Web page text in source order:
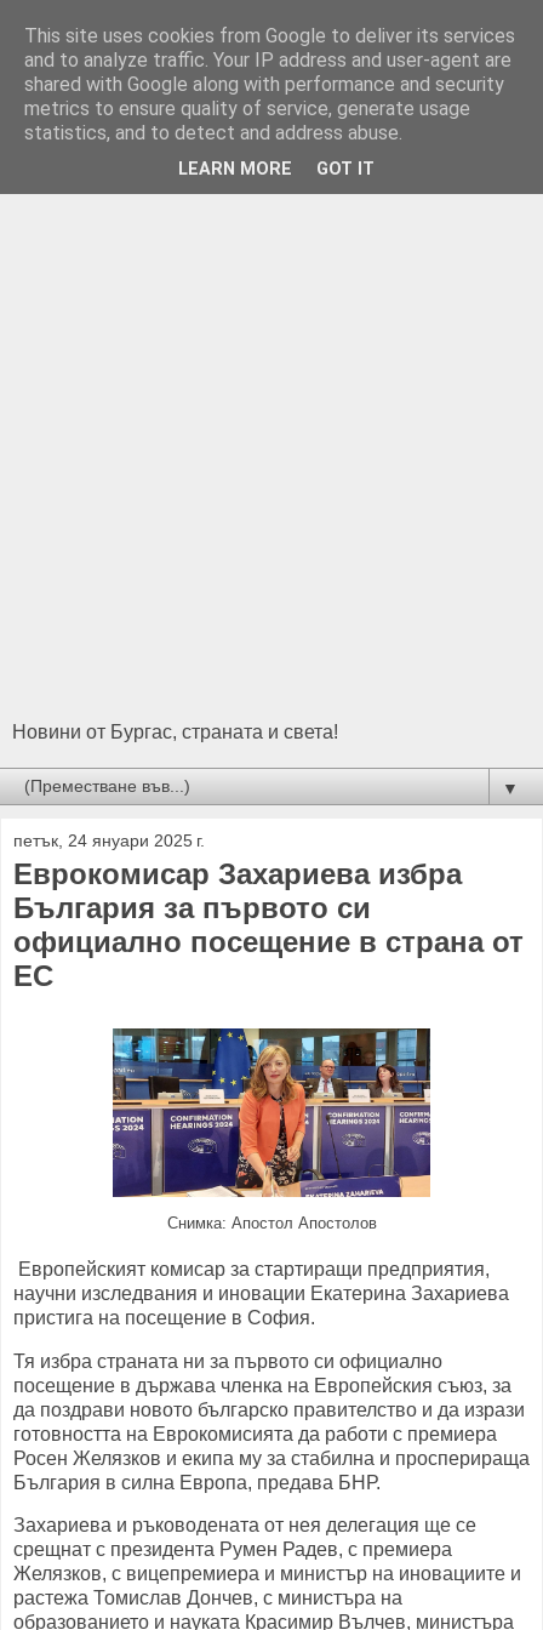
Новини от Бургас, страната и света!
▼
петък, 24 януари 2025 г.
Еврокомисар Захариева избра
България за първото си
официално посещение в страна от
ЕС
Снимка: Апостол Апостолов
Европейският комисар за стартиращи предприятия,
научни изследвания и иновации Екатерина Захариева
пристига на посещение в София.
Тя избра страната ни за първото си официално
посещение в държава членка на Европейския съюз, за
да поздрави новото българско правителство и да изрази
готовността на Еврокомисията да работи с премиера
Росен Желязков и екипа му за стабилна и просперираща
България в силна Европа, предава БНР.
Захариева и ръководената от нея делегация ще се
срещнат с президента Румен Радев, с премиера
Желязков, с вицепремиера и министър на иновациите и
растежа Томислав Дончев, с министъра на
образованието и науката Красимир Вълчев, министъра
This site uses cookies from Google to deliver its services
and to analyze traffic. Your IP address and user-agent are
shared with Google along with performance and security
metrics to ensure quality of service, generate usage
statistics, and to detect and address abuse.
LEARN MORE GOT IT